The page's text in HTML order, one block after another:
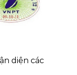
diện các